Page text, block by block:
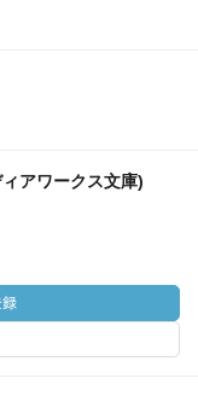
アワークス文庫)